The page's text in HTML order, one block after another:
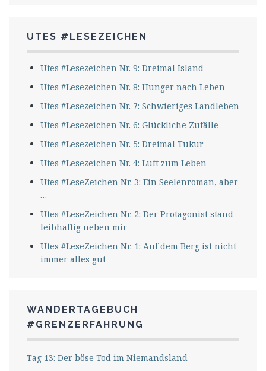
UTES #LESEZEICHEN
Utes #Lesezeichen Nr. 9: Dreimal Island
Utes #Lesezeichen Nr. 8: Hunger nach Leben
Utes #Lesezeichen Nr. 7: Schwieriges Landleben
Utes #Lesezeichen Nr. 6: Glückliche Zufälle
Utes #Lesezeichen Nr. 5: Dreimal Tukur
Utes #Lesezeichen Nr. 4: Luft zum Leben
Utes #LeseZeichen Nr. 3: Ein Seelenroman, aber
…
Utes #LeseZeichen Nr. 2: Der Protagonist stand
leibhaftig neben mir
Utes #LeseZeichen Nr. 1: Auf dem Berg ist nicht
immer alles gut
WANDERTAGEBUCH
#GRENZERFAHRUNG
Tag 13: Der böse Tod im Niemandsland